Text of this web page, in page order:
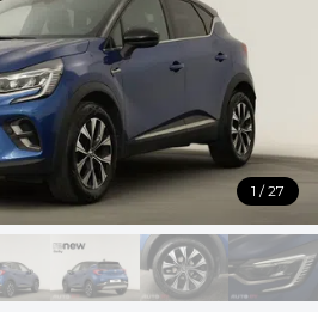
1 / 27